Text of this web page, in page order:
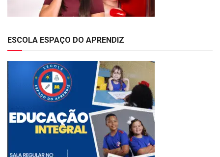
ESCOLA ESPAÇO DO APRENDIZ